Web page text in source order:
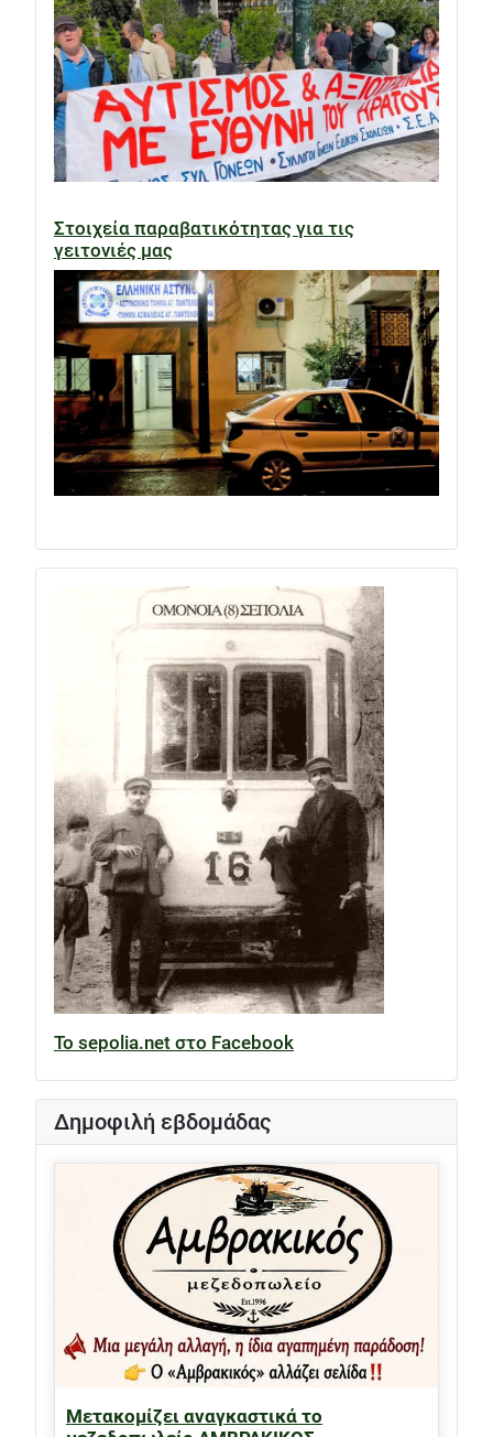
Στοιχεία παραβατικότητας για τις
γειτονιές μας
Το sepolia.net στο Facebook
Δημοφιλή εβδομάδας
Μετακομίζει αναγκαστικά το